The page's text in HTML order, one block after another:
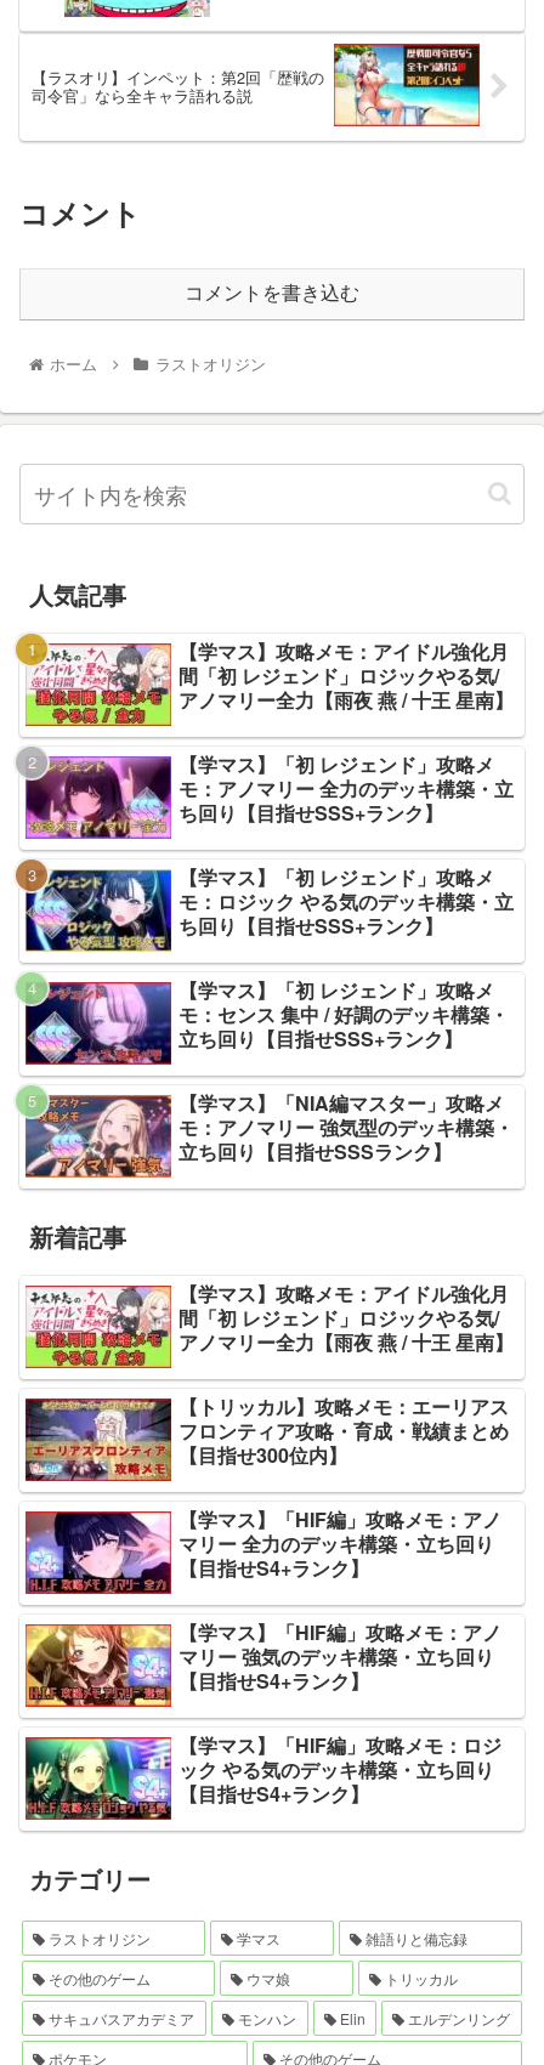
【ラスオリ】インペット：第2回「歴戦の
司令官」なら全キャラ語れる説
コメント
コメントを書き込む
ホーム ラストオリジン
人気記事
【学マス】攻略メモ：アイドル強化月
間「初 レジェンド」ロジックやる気/
アノマリー全力【雨夜 燕 / 十王 星南】
【学マス】「初 レジェンド」攻略メ
モ：アノマリー 全力のデッキ構築・立
ち回り【目指せSSS+ランク】
【学マス】「初 レジェンド」攻略メ
モ：ロジック やる気のデッキ構築・立
ち回り【目指せSSS+ランク】
【学マス】「初 レジェンド」攻略メ
モ：センス 集中 / 好調のデッキ構築・
立ち回り【目指せSSS+ランク】
【学マス】「NIA編マスター」攻略メ
モ：アノマリー 強気型のデッキ構築・
立ち回り【目指せSSSランク】
新着記事
【学マス】攻略メモ：アイドル強化月
間「初 レジェンド」ロジックやる気/
アノマリー全力【雨夜 燕 / 十王 星南】
【トリッカル】攻略メモ：エーリアス
フロンティア攻略・育成・戦績まとめ
【目指せ300位内】
【学マス】「HIF編」攻略メモ：アノ
マリー 全力のデッキ構築・立ち回り
【目指せS4+ランク】
【学マス】「HIF編」攻略メモ：アノ
マリー 強気のデッキ構築・立ち回り
【目指せS4+ランク】
【学マス】「HIF編」攻略メモ：ロジ
ック やる気のデッキ構築・立ち回り
【目指せS4+ランク】
カテゴリー
ラストオリジン 学マス
雑語りと備忘録
その他のゲーム
ウマ娘
トリッカル
サキュバスアカデミア
モンハン Elin
エルデンリング
ポケモン
その他のゲーム